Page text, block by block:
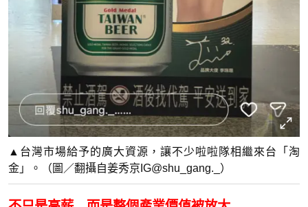
▲台灣市場給予的廣大資源，讓不少啦啦隊相繼來台「淘
金」。（圖／翻攝自姜秀京IG@shu_gang._）